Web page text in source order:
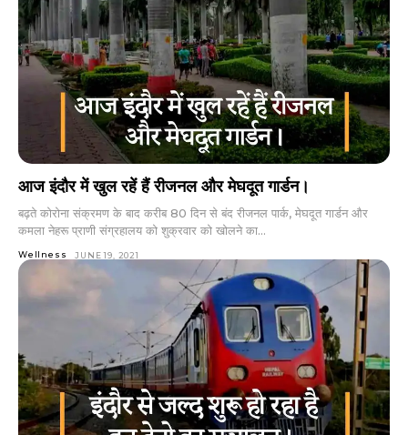
आज इंदौर में खुल रहें हैं रीजनल और मेघदूत गार्डन।
बढ़ते काेरोना संक्रमण के बाद करीब 80 दिन से बंद रीजनल पार्क, मेघदूत गार्डन और
कमला नेहरू प्राणी संग्रहालय को शुक्रवार को खोलने का...
Wellness JUNE 19, 2021